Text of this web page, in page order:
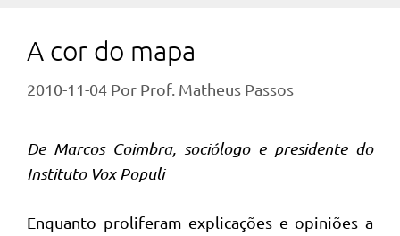
A cor do mapa
2010-11-04 Por Prof. Matheus Passos
De Marcos Coimbra, sociólogo e presidente do
Instituto Vox Populi
Enquanto proliferam explicações e opiniões a